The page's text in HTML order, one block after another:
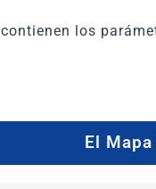
los
El